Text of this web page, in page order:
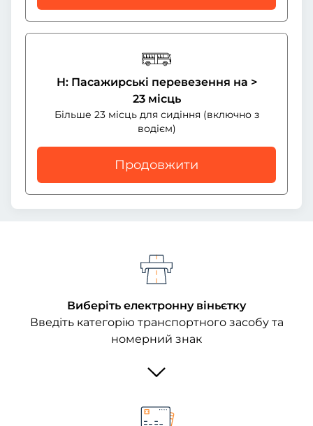
H: Пасажирські перевезення на >
23 місць
Більше 23 місць для сидіння (включно з
водієм)
Продовжити
Виберіть електронну віньєтку
Введіть категорію транспортного засобу та
номерний знак